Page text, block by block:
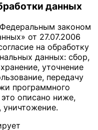
данных
законом
от 27.07.2006
на обработку
данных: сбор,
уточнение
передачу
программного
описано ниже,
уничтожение.